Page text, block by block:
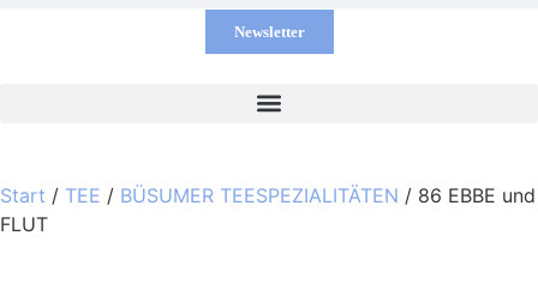
Newsletter
Start / TEE / BÜSUMER TEESPEZIALITÄTEN / 86 EBBE und
FLUT